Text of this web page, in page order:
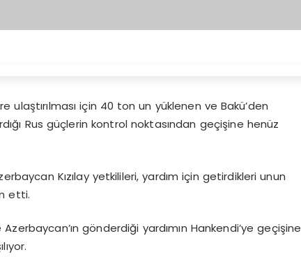
için 40 ton un yüklenen ve Bakü’den
Rus güçlerin kontrol noktasından geçişine henüz
Kızılay yetkilileri, yardım için getirdikleri unun
etti.
gönderdiği yardımın Hankendi’ye geçişine